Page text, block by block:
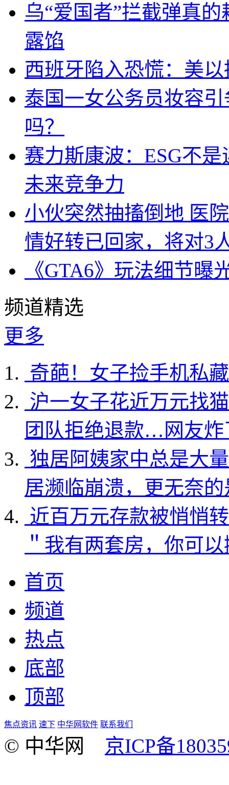
乌“爱国者”拦截弹真
露馅
西班牙陷入恐慌：美
泰国一女公务员妆容
吗？
赛力斯康波：ESG不
未来竞争力
小伙突然抽搐倒地 医
情好转已回家，将对3
《GTA6》玩法细节
频道精选
更多
奇葩！女子捡手机私
沪一女子花近万元找
团队拒绝退款…网友炸
独居阿姨家中总是大
居濒临崩溃，更无奈
近百万元存款被悄悄
＂我有两套房，你可
首页
频道
热点
底部
顶部
焦点资讯 速下 中华网软件 联系我们
© 中华网 京ICP备